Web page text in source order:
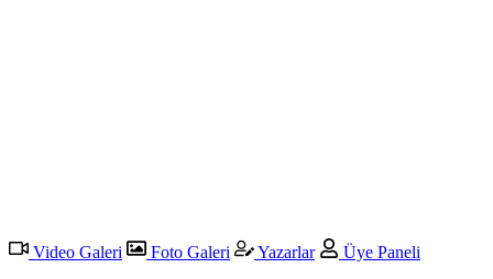
Video Galeri Foto Galeri Yazarlar
Üye Paneli